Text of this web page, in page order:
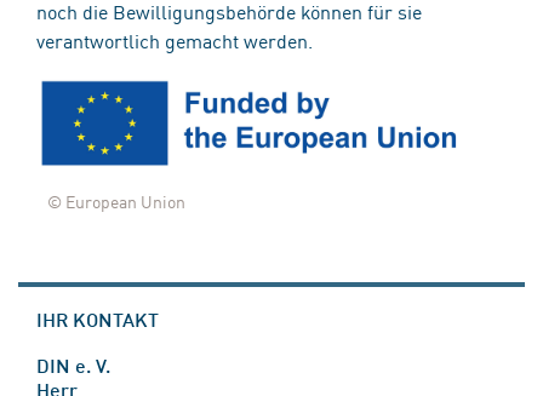
noch die Bewilligungsbehörde können für sie
verantwortlich gemacht werden.
© European Union
IHR KONTAKT
DIN e. V.
Herr